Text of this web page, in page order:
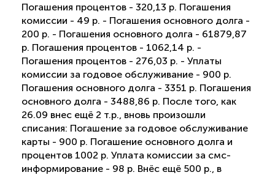
Погашения процентов - 320,13 р. Погашения
комиссии - 49 р. - Погашения основного долга -
200 р. - Погашения основного долга - 61879,87
р. Погашения процентов - 1062,14 р. -
Погашения процентов - 276,03 р. - Уплаты
комиссии за годовое обслуживание - 900 р.
Погашения основного долга - 3351 р. Погашения
основного долга - 3488,86 р. После того, как
26.09 внес ещё 2 т.р., вновь произошли
списания: Погашение за годовое обслуживание
карты - 900 р. Погашение основного долга и
процентов 1002 р. Уплата комиссии за смс-
информирование - 98 р. Внёс ещё 500 р., в